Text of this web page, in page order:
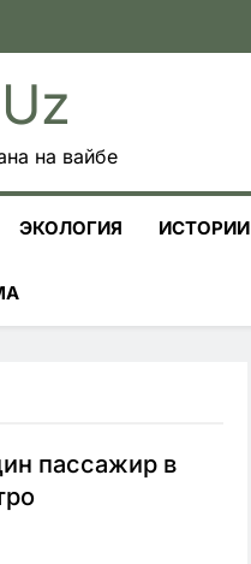
на вайбе
ЭКОЛОГИЯ ИСТОРИИ
пассажир в